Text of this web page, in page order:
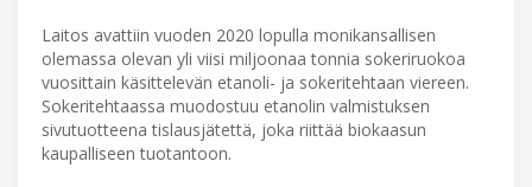
Laitos avattiin vuoden 2020 lopulla monikansallisen
olemassa olevan yli viisi miljoonaa tonnia sokeriruokoa
vuosittain käsittelevän etanoli- ja sokeritehtaan viereen.
Sokeritehtaassa muodostuu etanolin valmistuksen
sivutuotteena tislausjätettä, joka riittää biokaasun
kaupalliseen tuotantoon.